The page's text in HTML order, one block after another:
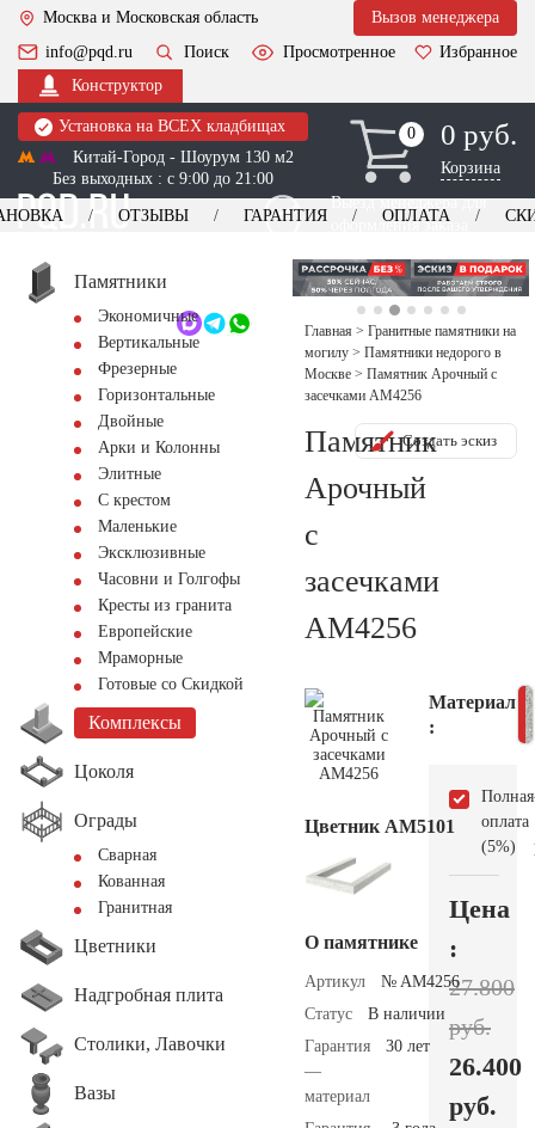
Москва и Московская область
Вызов менеджера
info@pqd.ru
Поиск Просмотренное
Избранное
Конструктор
Установка на ВСЕХ кладбищах
Китай-Город - Шоурум 130 м2
Без выходных : с 9:00 до 21:00
0
0 0 руб.
Корзина
Выезд менеджера для
оформления заказа
+7 (495) 518-44-23
Обратный звонок
ОТЗЫВЫ ГАРАНТИЯ ОПЛАТА
Памятники
Экономичные
Вертикальные
Фрезерные
Горизонтальные
Двойные
Арки и Колонны
Элитные
С крестом
Маленькие
Эксклюзивные
Часовни и Голгофы
Кресты из гранита
Европейские
Мраморные
Готовые со Скидкой
Комплексы
Цоколя
Ограды
Сварная
Кованная
Гранитная
Цветники
Надгробная плита
Столики, Лавочки
Вазы
Главная > Гранитные памятники на
могилу > Памятники недорого в
Москве > Памятник Арочный с
засечками AM4256
Памятник
Арочный
с
засечками
AM4256
Создать эскиз
Цветник АМ5101
О памятнике
Артикул
№ AM4256
Статус
В наличии
Гарантия
—
материал
30 лет
Материал
:
Полная
оплата
(5%)
Цена
:
27.800
руб.
26.400
руб.